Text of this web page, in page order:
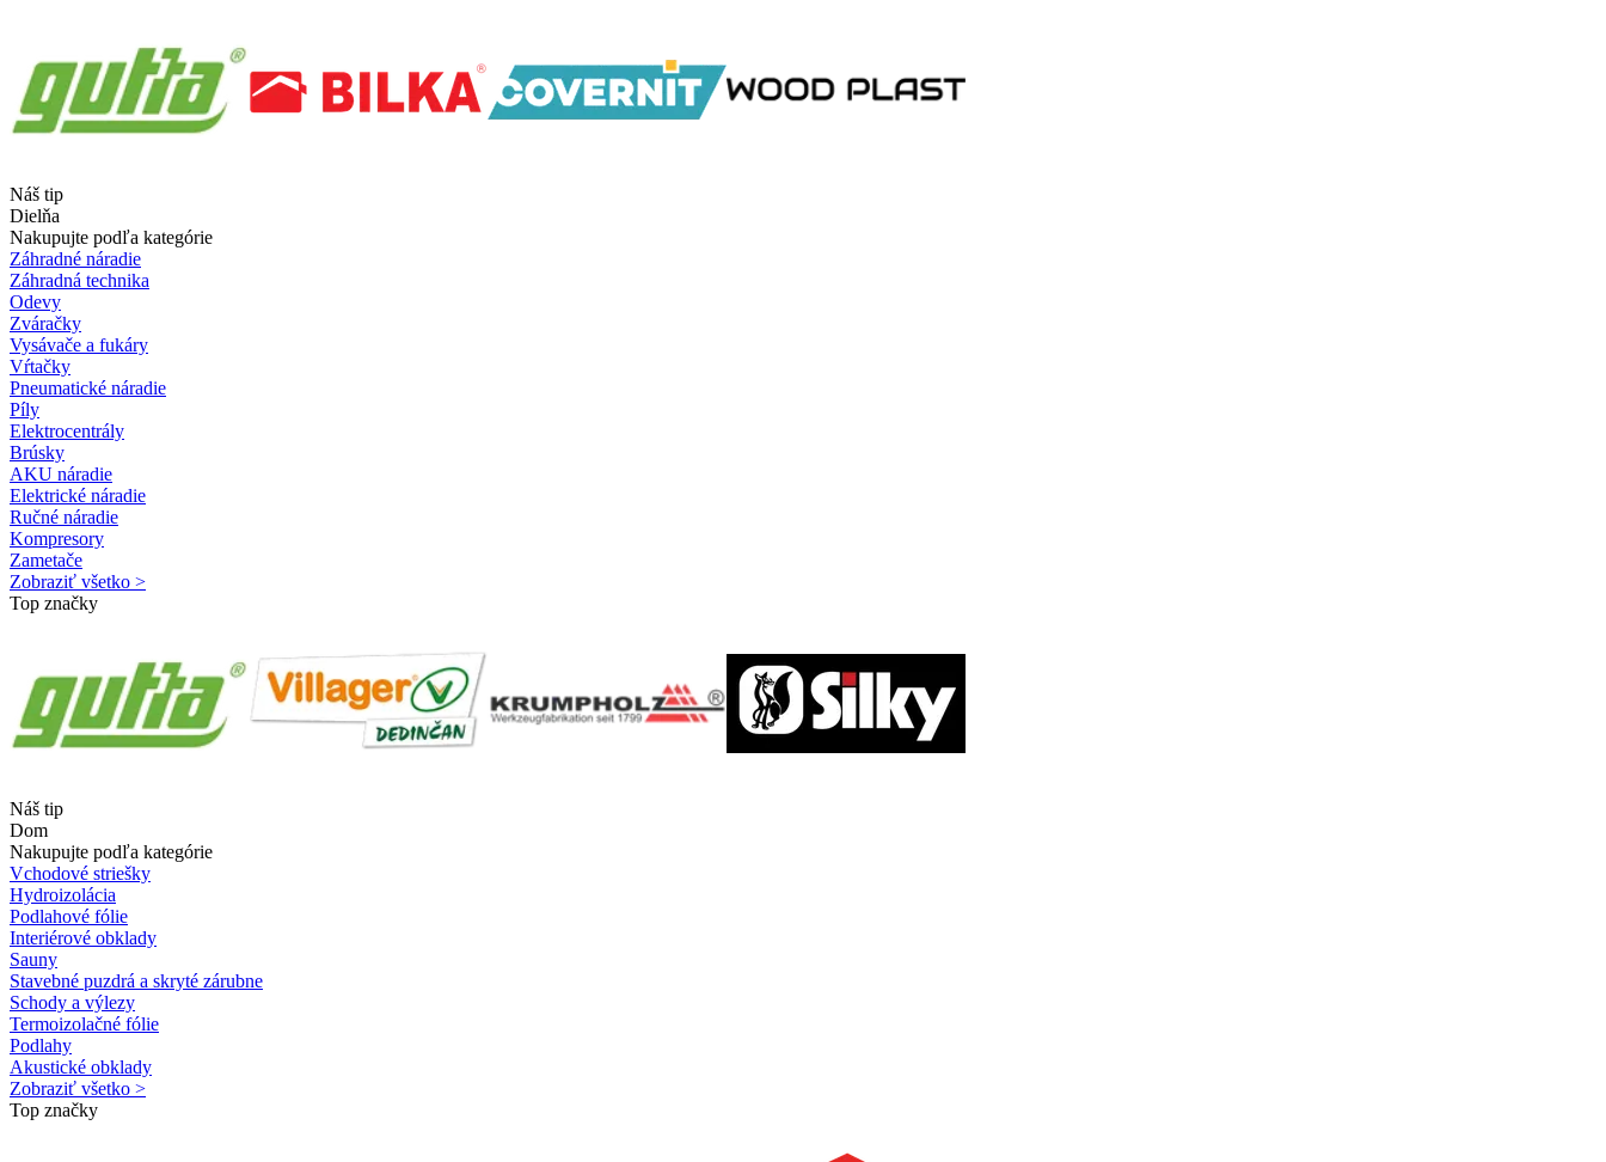
Náš tip
Dielňa
Nakupujte podľa kategórie
Záhradné náradie
Záhradná technika
Odevy
Zváračky
Vysávače a fukáry
Vŕtačky
Pneumatické náradie
Píly
Elektrocentrály
Brúsky
AKU náradie
Elektrické náradie
Ručné náradie
Kompresory
Zametače
Zobraziť všetko >
Top značky
Náš tip
Dom
Nakupujte podľa kategórie
Vchodové striešky
Hydroizolácia
Podlahové fólie
Interiérové obklady
Sauny
Stavebné puzdrá a skryté zárubne
Schody a výlezy
Termoizolačné fólie
Podlahy
Akustické obklady
Zobraziť všetko >
Top značky